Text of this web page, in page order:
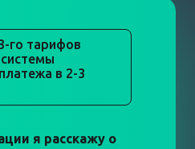
го тарифов
в 2-3
я расскажу о